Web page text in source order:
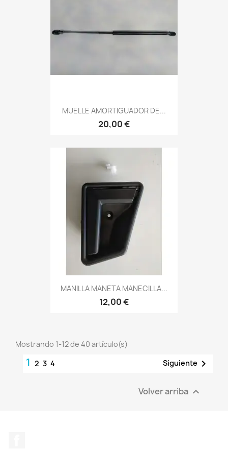
MUELLE AMORTIGUADOR DE...
20,00 €
MANILLA MANETA MANECILLA...
12,00 €
Mostrando 1-12 de 40 artículo(s)
1 2 3 4 Siguiente 
Volver arriba 